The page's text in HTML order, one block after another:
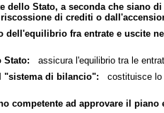
dello Stato, a seconda che siano
di crediti o
fra entrate e uscite
Stato: assicura l'equilibrio tra le
"sistema di bilancio": costituisce lo
competente ad approvare il piano